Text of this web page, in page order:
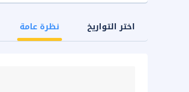
اختر التواريخ نظرة عامة